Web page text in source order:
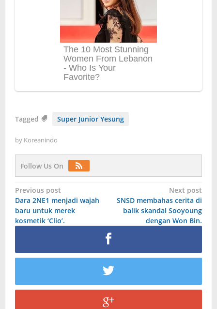
Tagged Super Junior Yesung
by Koreanindo
Follow Us On
Post
navigation
Previous post
Dara 2NE1 menjadi wajah
baru untuk merek
kosmetik ‘Clio’.
Next post
SNSD membahas cerita di
balik skandal Sooyoung
dengan Won Bin.